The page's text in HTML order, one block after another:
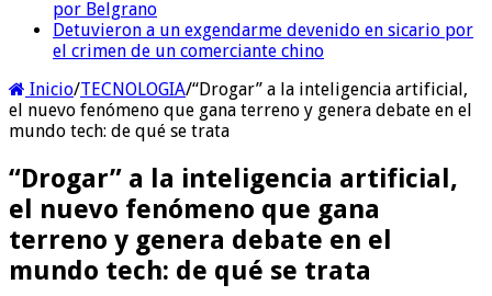
por Belgrano
Detuvieron a un exgendarme devenido en sicario por
el crimen de un comerciante chino
Inicio/TECNOLOGIA/“Drogar” a la inteligencia artificial,
el nuevo fenómeno que gana terreno y genera debate en el
mundo tech: de qué se trata
“Drogar” a la inteligencia artificial,
el nuevo fenómeno que gana
terreno y genera debate en el
mundo tech: de qué se trata